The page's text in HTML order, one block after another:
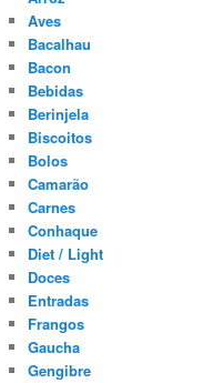
Aves
Bacalhau
Bacon
Bebidas
Berinjela
Biscoitos
Bolos
Camarão
Carnes
Conhaque
Diet / Light
Doces
Entradas
Frangos
Gaucha
Gengibre